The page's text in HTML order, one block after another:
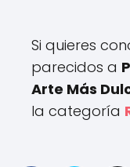
Si quieres
parecidos a
Arte Más
la categoría